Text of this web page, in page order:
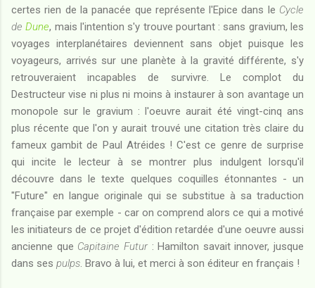
certes rien de la panacée que représente l'Epice dans le Cycle
deDune, mais l'intention s'y trouve pourtant : sans gravium, les
voyages interplanétaires deviennent sans objet puisque les
voyageurs, arrivés sur une planète à la gravité différente, s'y
retrouveraient incapables de survivre. Le complot du
Destructeur vise ni plus ni moins à instaurer à son avantage un
monopole sur le gravium : l'oeuvre aurait été vingt-cinq ans
plus récente que l'on y aurait trouvé une citation très claire du
fameux gambit de Paul Atréides ! C'est ce genre de surprise
qui incite le lecteur à se montrer plus indulgent lorsqu'il
découvre dans le texte quelques coquilles étonnantes - un
"Future" en langue originale qui se substitue à sa traduction
française par exemple - car on comprend alors ce qui a motivé
les initiateurs de ce projet d'édition retardée d'une oeuvre aussi
ancienne que Capitaine Futur: Hamilton savait innover, jusque
dans ses pulps . Bravo à lui, et merci à son éditeur en français !